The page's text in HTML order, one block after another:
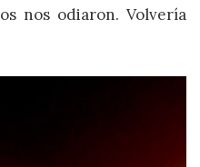
nos odiaron. Volvería